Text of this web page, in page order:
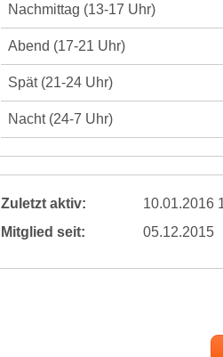
Nachmittag (13-17 Uhr)
Abend (17-21 Uhr)
Spät (21-24 Uhr)
Nacht (24-7 Uhr)
Zuletzt aktiv: 10.01.2016
Mitglied seit:
05.12.2015